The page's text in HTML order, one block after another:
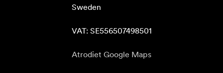
Sweden
VAT: SE556507498501
Atrodiet Google Maps